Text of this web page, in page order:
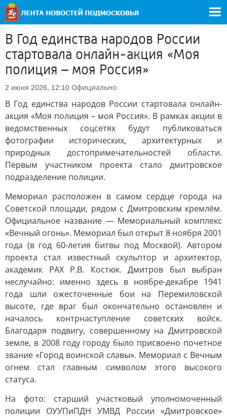
В Год единства народов России
стартовала онлайн-акция «Моя
полиция – моя Россия»
2 июня 2026, 12:10 Официально
В Год единства народов России стартовала онлайн-
акция «Моя полиция – моя Россия». В рамках акции в
ведомственных соцсетях будут публиковаться
фотографии исторических, архитектурных и
природных достопримечательностей области.
Первым участником проекта стало дмитровское
подразделение полиции.
Мемориал расположен в самом сердце города на
Советской площади, рядом с Дмитровским кремлём.
Официальное название — Мемориальный комплекс
«Вечный огонь». Мемориал был открыт 8 ноября 2001
года (в год 60-летия битвы под Москвой). Автором
проекта стал известный скульптор и архитектор,
академик РАХ Р.В. Костюк. Дмитров был выбран
неслучайно: именно здесь в ноябре-декабре 1941
года шли ожесточенные бои на Перемиловской
высоте, где враг был окончательно остановлен и
началось контрнаступление советских войск.
Благодаря подвигу, совершенному на Дмитровской
земле, в 2008 году городу было присвоено почетное
звание «Город воинской славы». Мемориал с Вечным
огнем стал главным символом этого высокого
статуса.
На фото: старший участковый уполномоченный
полиции ОУУПиПДН УМВД России «Дмитровское»